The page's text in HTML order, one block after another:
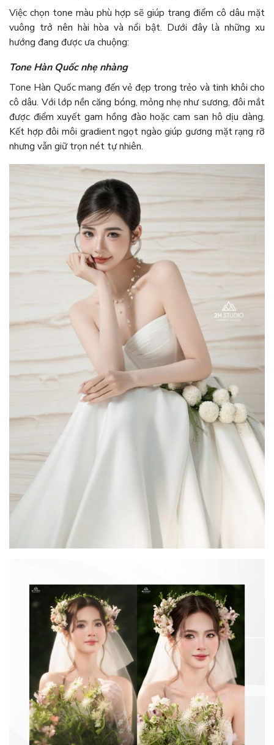
Việc chọn tone màu phù hợp sẽ giúp trang điểm cô dâu mặt
vuông trở nên hài hòa và nổi bật. Dưới đây là những xu
hướng đang được ưa chuộng:
Tone Hàn Quốc nhẹ nhàng
Tone Hàn Quốc mang đến vẻ đẹp trong trẻo và tinh khôi cho
cô dâu. Với lớp nền căng bóng, mỏng nhẹ như sương, đôi mắt
được điểm xuyết gam hồng đào hoặc cam san hô dịu dàng.
Kết hợp đôi môi gradient ngọt ngào giúp gương mặt rạng rỡ
nhưng vẫn giữ trọn nét tự nhiên.